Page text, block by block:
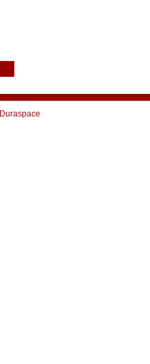
Duraspace